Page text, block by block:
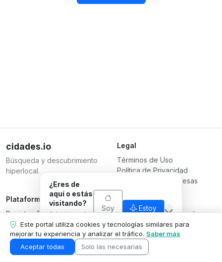
cidades.io
Búsqueda y descubrimiento
hiperlocal.
Legal
Términos de Uso
Política de Privacidad
Términos para Empresas
Plataforma
Registrar Empresa
Planes
Contáctanos
Área de la Empresa
Responsable
Serverplace Serviços de
Internet
CNPJ 04.114.466/0001-79
© 2026
Este portal utiliza cookies y tecnologías similares para
mejorar tu experiencia y analizar el tráfico. Saber más
Aceptar todas
Solo las necesarias
¿Eres de
aquí o estás
visitando?
Adaptamos lo
que
mostramos a
tu situación.
Soy
aquí
Estoy